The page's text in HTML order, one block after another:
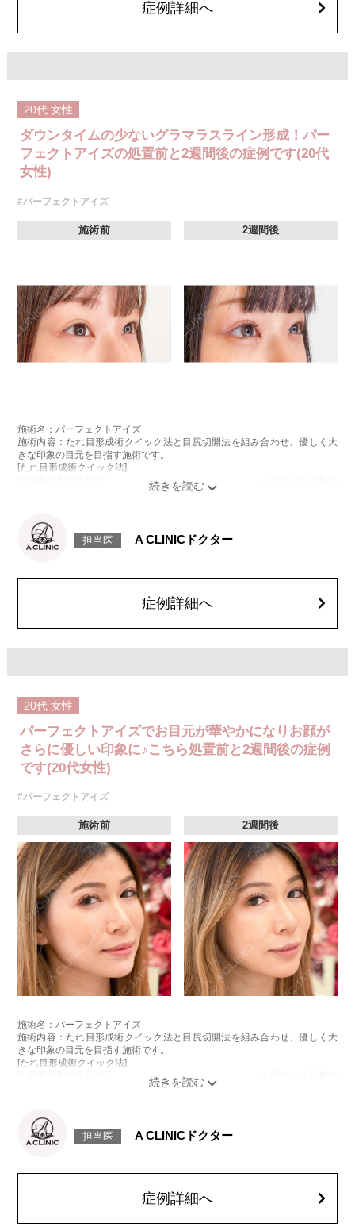
どが生じることがございます。
オプション：笑気麻酔 3,300円(税込)
症例詳細へ
20代 女性
ダウンタイムの少ないグラマラスライン形成！パー
フェクトアイズの処置前と2週間後の症例です(20代
女性)
#パーフェクトアイズ
施術前 2週間後
施術名：パーフェクトアイズ
施術内容：たれ目形成術クイック法と目尻切開法を組み合わせ、優しく大
きな印象の目元を目指す施術です。
[たれ目形成術クイック法]
医療用の糸で目尻の下側を軽く引き下げることで、優しく穏やかな印象の
なり、目の横幅を大きく見せる施術です。
施術時間：約30分程
後一時的に生じることがございます。また、稀に細菌感染症、左右差、後
戻り、目尻のラインに段差が生じる、睫毛が切れたり抜ける、結膜腫脹な
どが生じることがございます。
オプション：笑気麻酔 3,300円(税込)
担当医 A CLINICドクター
症例詳細へ
20代 女性
パーフェクトアイズでお目元が華やかになりお顔が
さらに優しい印象に♪こちら処置前と2週間後の症例
です(20代女性)
#パーフェクトアイズ
施術前 2週間後
施術名：パーフェクトアイズ
施術内容：たれ目形成術クイック法と目尻切開法を組み合わせ、優しく大
きな印象の目元を目指す施術です。
[たれ目形成術クイック法]
医療用の糸で目尻の下側を軽く引き下げることで、優しく穏やかな印象の
なり、目の横幅を大きく見せる施術です。
施術時間：約30分程
後一時的に生じることがございます。また、稀に細菌感染症、左右差、後
戻り、目尻のラインに段差が生じる、睫毛が切れたり抜ける、結膜腫脹な
どが生じることがございます。
担当医 A CLINICドクター
症例詳細へ